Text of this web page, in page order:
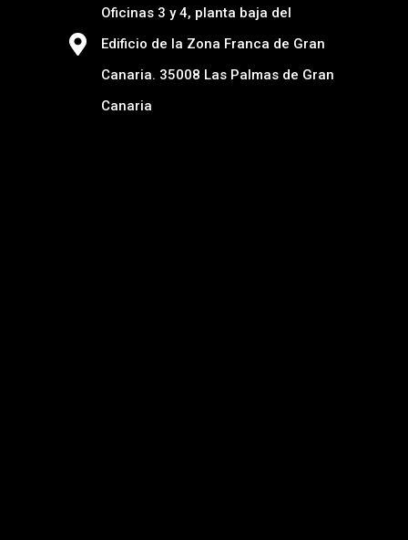
Oficinas 3 y 4, planta baja del
Edificio de la Zona Franca de Gran
Canaria. 35008 Las Palmas de Gran
Canaria